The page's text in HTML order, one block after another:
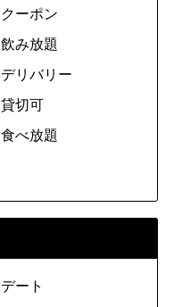
クーポン
飲み放題
デリバリー
貸切可
食べ放題
デート